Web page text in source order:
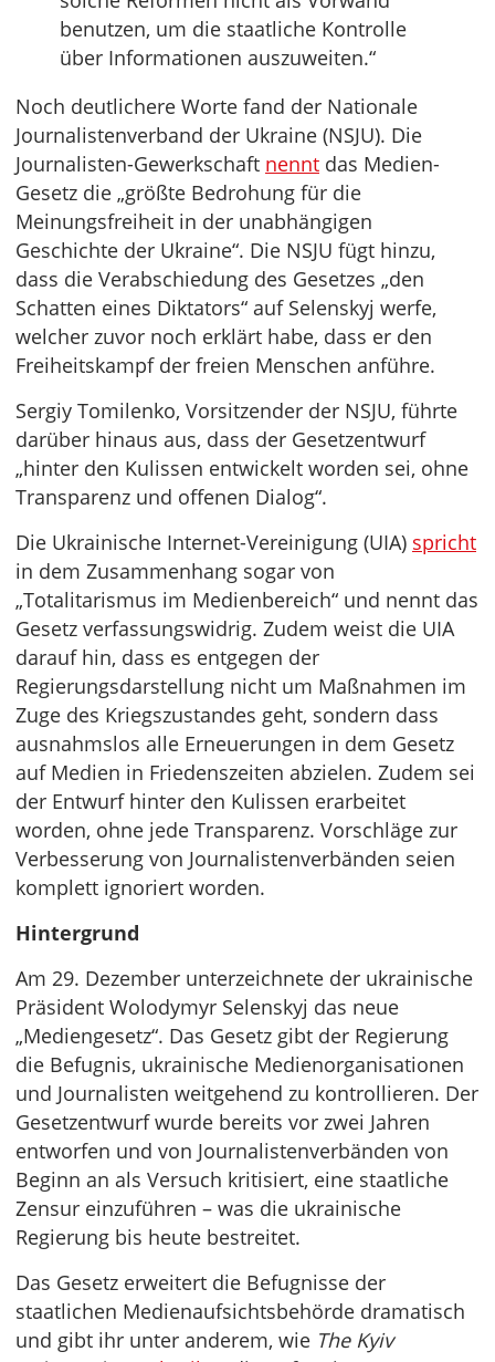
benutzen, um die staatliche Kontrolle
über Informationen auszuweiten.“
Noch deutlichere Worte fand der Nationale
Journalistenverband der Ukraine (NSJU). Die
Journalisten-Gewerkschaft nennt das Medien-
Gesetz die „größte Bedrohung für die
Meinungsfreiheit in der unabhängigen
Geschichte der Ukraine“. Die NSJU fügt hinzu,
dass die Verabschiedung des Gesetzes „den
Schatten eines Diktators“ auf Selenskyj werfe,
welcher zuvor noch erklärt habe, dass er den
Freiheitskampf der freien Menschen anführe.
Sergiy Tomilenko, Vorsitzender der NSJU, führte
darüber hinaus aus, dass der Gesetzentwurf
„hinter den Kulissen entwickelt worden sei, ohne
Transparenz und offenen Dialog“.
Die Ukrainische Internet-Vereinigung (UIA) spricht
in dem Zusammenhang sogar von
„Totalitarismus im Medienbereich“ und nennt das
Gesetz verfassungswidrig. Zudem weist die UIA
darauf hin, dass es entgegen der
Regierungsdarstellung nicht um Maßnahmen im
Zuge des Kriegszustandes geht, sondern dass
ausnahmslos alle Erneuerungen in dem Gesetz
auf Medien in Friedenszeiten abzielen. Zudem sei
der Entwurf hinter den Kulissen erarbeitet
worden, ohne jede Transparenz. Vorschläge zur
Verbesserung von Journalistenverbänden seien
komplett ignoriert worden.
Hintergrund
Am 29. Dezember unterzeichnete der ukrainische
Präsident Wolodymyr Selenskyj das neue
„Mediengesetz“. Das Gesetz gibt der Regierung
die Befugnis, ukrainische Medienorganisationen
und Journalisten weitgehend zu kontrollieren. Der
Gesetzentwurf wurde bereits vor zwei Jahren
entworfen und von Journalistenverbänden von
Beginn an als Versuch kritisiert, eine staatliche
Zensur einzuführen – was die ukrainische
Regierung bis heute bestreitet.
Das Gesetz erweitert die Befugnisse der
staatlichen Medienaufsichtsbehörde dramatisch
und gibt ihr unter anderem, wie The Kyiv